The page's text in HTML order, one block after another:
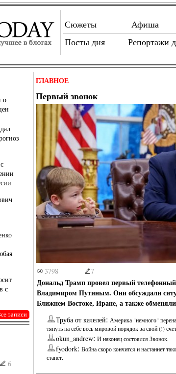
Сюжеты
Афиша
Посты дня
Репортажи
о
с
6
ГЛАВНОЕ
Первый звонок
3798 7
Дональд Трамп провел первый телефонный
Владимиром Путиным. Они обсуждали
Ближнем Востоке, Иране, а также
Труба от качелей: Америка "немного"
тянуть на себе весь мировой порядок за свой (!) счет
okun_andrew:И наконец состоялся Звонок.
fyodork:Война скоро кончится и настаннет
станет.